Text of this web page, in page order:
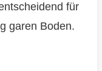
für
garen Boden.